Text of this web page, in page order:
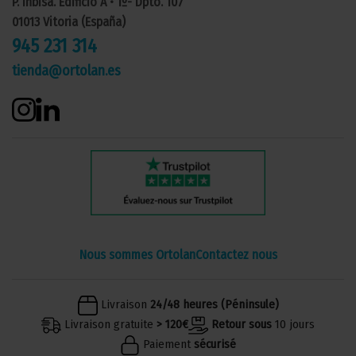
01013 Vitoria (España)
945 231 314
tienda@ortolan.es
Nous sommes OrtolanContactez nous
Livraison 24/48 heures (Péninsule)
Livraison gratuite > 120€ Retour sous 10 jours
Paiement sécurisé